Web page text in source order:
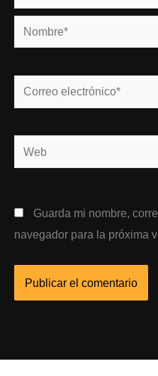
Nombre*
Correo
electrónico*
Web
Guarda mi nombre,
navegador para la próxima